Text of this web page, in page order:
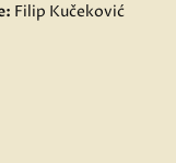
Filip Kučeković